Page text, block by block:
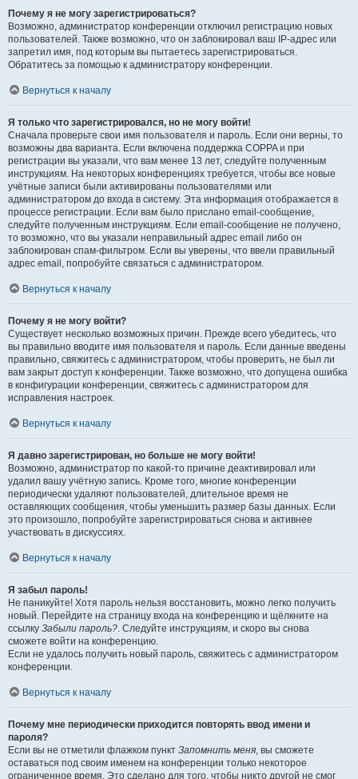
Почему я не могу зарегистрироваться?
Возможно, администратор конференции отключил регистрацию новых
пользователей. Также возможно, что он заблокировал ваш IP-адрес или
запретил имя, под которым вы пытаетесь зарегистрироваться.
Обратитесь за помощью к администратору конференции.
Вернуться к началу
Я только что зарегистрировался, но не могу войти!
Сначала проверьте свои имя пользователя и пароль. Если они верны, то
возможны два варианта. Если включена поддержка COPPA и при
регистрации вы указали, что вам менее 13 лет, следуйте полученным
инструкциям. На некоторых конференциях требуется, чтобы все новые
учётные записи были активированы пользователями или
администратором до входа в систему. Эта информация отображается в
процессе регистрации. Если вам было прислано email-сообщение,
следуйте полученным инструкциям. Если email-сообщение не получено,
то возможно, что вы указали неправильный адрес email либо он
заблокирован спам-фильтром. Если вы уверены, что ввели правильный
адрес email, попробуйте связаться с администратором.
Вернуться к началу
Почему я не могу войти?
Существует несколько возможных причин. Прежде всего убедитесь, что
вы правильно вводите имя пользователя и пароль. Если данные введены
правильно, свяжитесь с администратором, чтобы проверить, не был ли
вам закрыт доступ к конференции. Также возможно, что допущена ошибка
в конфигурации конференции, свяжитесь с администратором для
исправления настроек.
Вернуться к началу
Я давно зарегистрирован, но больше не могу войти!
Возможно, администратор по какой-то причине деактивировал или
удалил вашу учётную запись. Кроме того, многие конференции
периодически удаляют пользователей, длительное время не
оставляющих сообщения, чтобы уменьшить размер базы данных. Если
это произошло, попробуйте зарегистрироваться снова и активнее
участвовать в дискуссиях.
Вернуться к началу
Я забыл пароль!
Не паникуйте! Хотя пароль нельзя восстановить, можно легко получить
новый. Перейдите на страницу входа на конференцию и щёлкните на
ссылку Забыли пароль?. Следуйте инструкциям, и скоро вы снова
сможете войти на конференцию.
Если не удалось получить новый пароль, свяжитесь с администратором
конференции.
Вернуться к началу
Почему мне периодически приходится повторять ввод имени и
пароля?
Если вы не отметили флажком пункт Запомнить меня, вы сможете
оставаться под своим именем на конференции только некоторое
ограниченное время. Это сделано для того, чтобы никто другой не смог